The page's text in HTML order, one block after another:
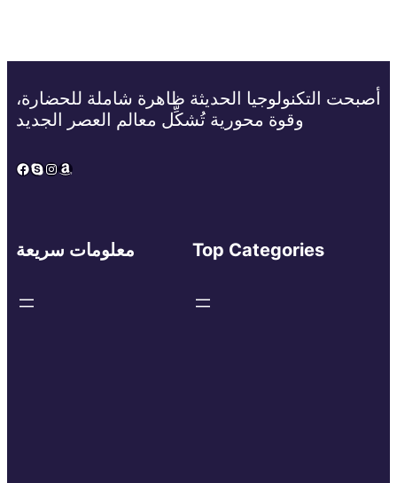
أصبحت التكنولوجيا الحديثة ظاهرة شاملة للحضارة،
وقوة محورية تُشكِّل معالم العصر الجديد
Facebook
Skype
Instagram
Amazon
معلومات سريعة Top Categories